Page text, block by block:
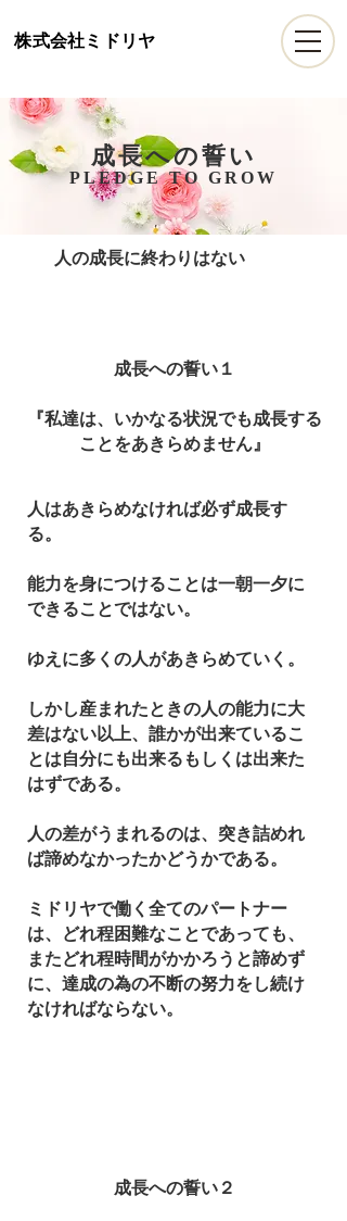
​株式会社ミドリヤ
​成長への誓い
PLEDGE TO GROW
人の成長に終わりはない
​成長への誓い１
『私達は、 いかなる状況でも成長する
ことをあきらめません』
人はあきらめなければ必ず成長す
る。
能力を身につけることは一朝一夕に
できることではない。
ゆえに多くの人があきらめていく。
しかし産まれたときの人の能力に大
差はない以上、誰かが出来ているこ
とは自分にも出来るもしくは出来た
はずである。
人の差がうまれるのは、突き詰めれ
ば諦めなかったかどうかである。
ミドリヤで働く全てのパートナー
は、どれ程困難なことであっても、
またどれ程時間がかかろうと諦めず
に、達成の為の不断の努力をし続け
なければならない。
​成長への誓い２